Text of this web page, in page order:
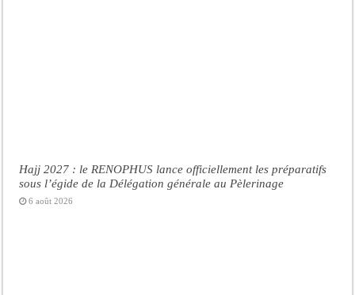
Hajj 2027 : le RENOPHUS lance officiellement les préparatifs
sous l’égide de la Délégation générale au Pèlerinage
6 août 2026